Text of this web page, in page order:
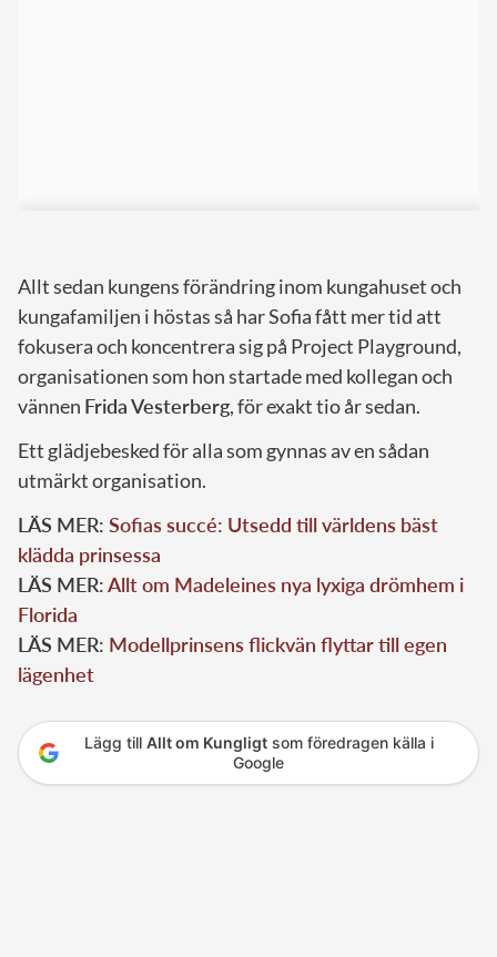
Allt sedan kungens förändring inom kungahuset och
kungafamiljen i höstas så har Sofia fått mer tid att
fokusera och koncentrera sig på Project Playground,
organisationen som hon startade med kollegan och
vännen FridaVesterberg, för exakt tio år sedan.
Ett glädjebesked för alla som gynnas av en sådan
utmärkt organisation.
LÄS MER: Sofias succé: Utsedd till världens bäst
klädda prinsessa
LÄS MER:Allt om Madeleines nya lyxiga drömhem i
Florida
LÄS MER: Modellprinsens flickvän flyttar till egen
lägenhet
Lägg till Allt om Kungligtsom föredragen källa i
Google